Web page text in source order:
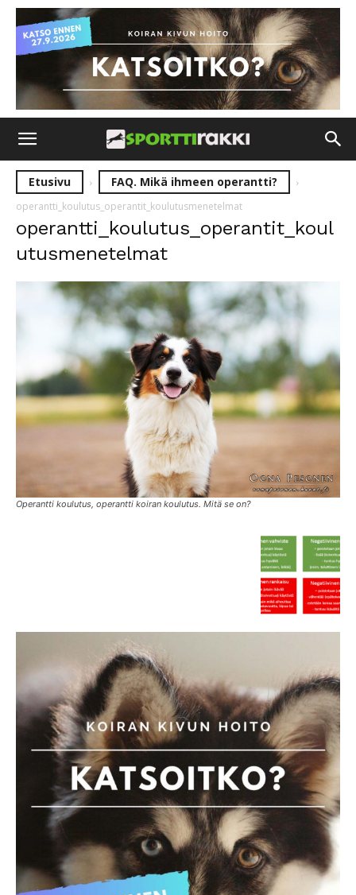
Etusivu FAQ. Mikä ihmeen operantti?
operantti_koulutus_operantit_koulutusmenetelmat
operantti_koulutus_operantit_koul
utusmenetelmat
Operantti koulutus, operantti koiran koulutus. Mitä se on?